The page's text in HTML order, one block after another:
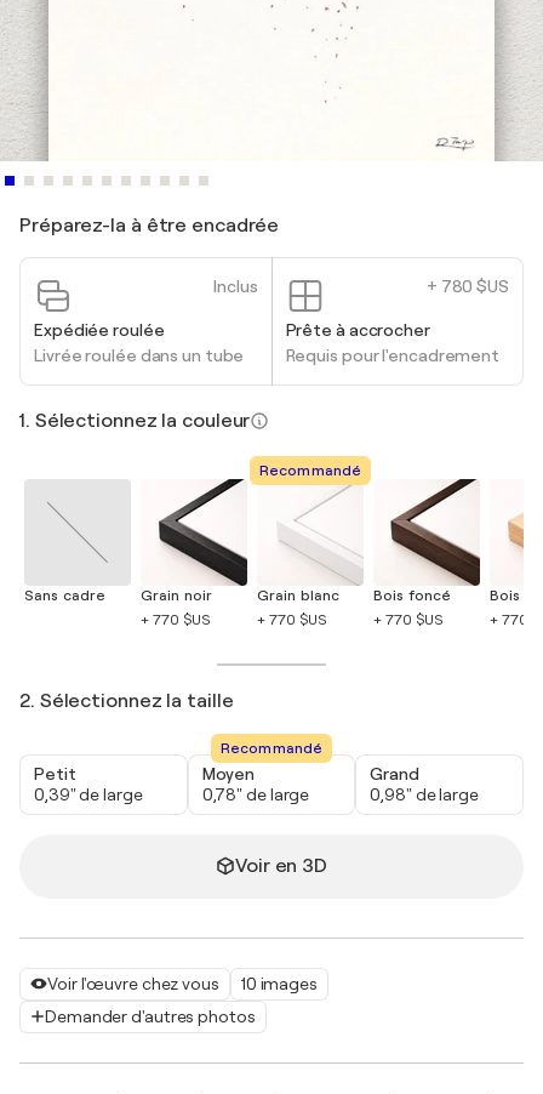
Voir l'œuvre chez vous
10 images
Demander d'autres photos
Préparez-la à être encadrée
Inclus
Expédiée roulée
Livrée roulée dans un tube
+ 780 $US
Prête à accrocher
Requis pour l'encadrement
1. Sélectionnez la couleur
Sans cadre
Grain noir
+ 770 $US
Recommandé
Grain blanc
+ 770 $US
Bois foncé
+ 770 $US
Bois
+ 770
2. Sélectionnez la taille
Petit
0,39" de large
Recommandé
Moyen
0,78" de large
Grand
0,98" de large
Voir en 3D